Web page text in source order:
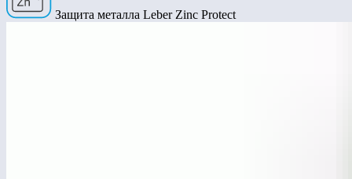
Защита металла Leber Zinc Protect